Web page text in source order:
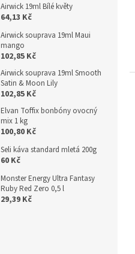
Airwick 19ml Bílé květy
64,13 Kč
Airwick souprava 19ml Maui
mango
102,85 Kč
Airwick souprava 19ml Smooth
Satin & Moon Lily
102,85 Kč
Elvan Toffix bonbóny ovocný
mix 1 kg
100,80 Kč
Seli káva standard mletá 200g
60 Kč
Monster Energy Ultra Fantasy
Ruby Red Zero 0,5 l
29,39 Kč